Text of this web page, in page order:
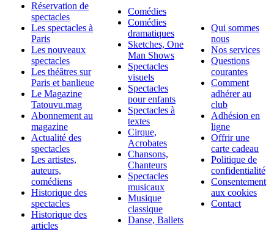
Réservation de
spectacles
Les spectacles à
Paris
Les nouveaux
spectacles
Les théâtres sur
Paris et banlieue
Le Magazine
Tatouvu.mag
Abonnement au
magazine
Actualité des
spectacles
Les artistes,
auteurs,
comédiens
Historique des
spectacles
Historique des
articles
Comédies
Comédies
dramatiques
Sketches, One
Man Shows
Spectacles
visuels
Spectacles
pour enfants
Spectacles à
textes
Cirque,
Acrobates
Chansons,
Chanteurs
Spectacles
musicaux
Musique
classique
Danse, Ballets
Qui sommes
nous
Nos services
Questions
courantes
Comment
adhérer au
club
Adhésion en
ligne
Offrir une
carte cadeau
Politique de
confidentialité
Consentement
aux cookies
Contact